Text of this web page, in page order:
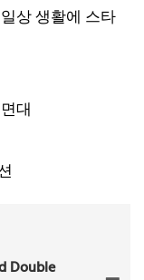
상 생활에 스타
대
Double